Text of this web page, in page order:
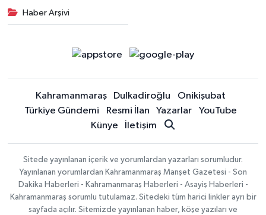
Haber Arşivi
Kahramanmaraş Dulkadiroğlu
Onikişubat
Türkiye Gündemi
Resmi İlan Yazarlar
YouTube
Künye
İletişim
Sitede yayınlanan içerik ve yorumlardan yazarları sorumludur.
Yayınlanan yorumlardan Kahramanmaraş Manşet Gazetesi - Son
Dakika Haberleri - Kahramanmaraş Haberleri - Asayiş Haberleri -
Kahramanmaraş sorumlu tutulamaz. Sitedeki tüm harici linkler ayrı bir
sayfada açılır. Sitemizde yayınlanan haber, köşe yazıları ve